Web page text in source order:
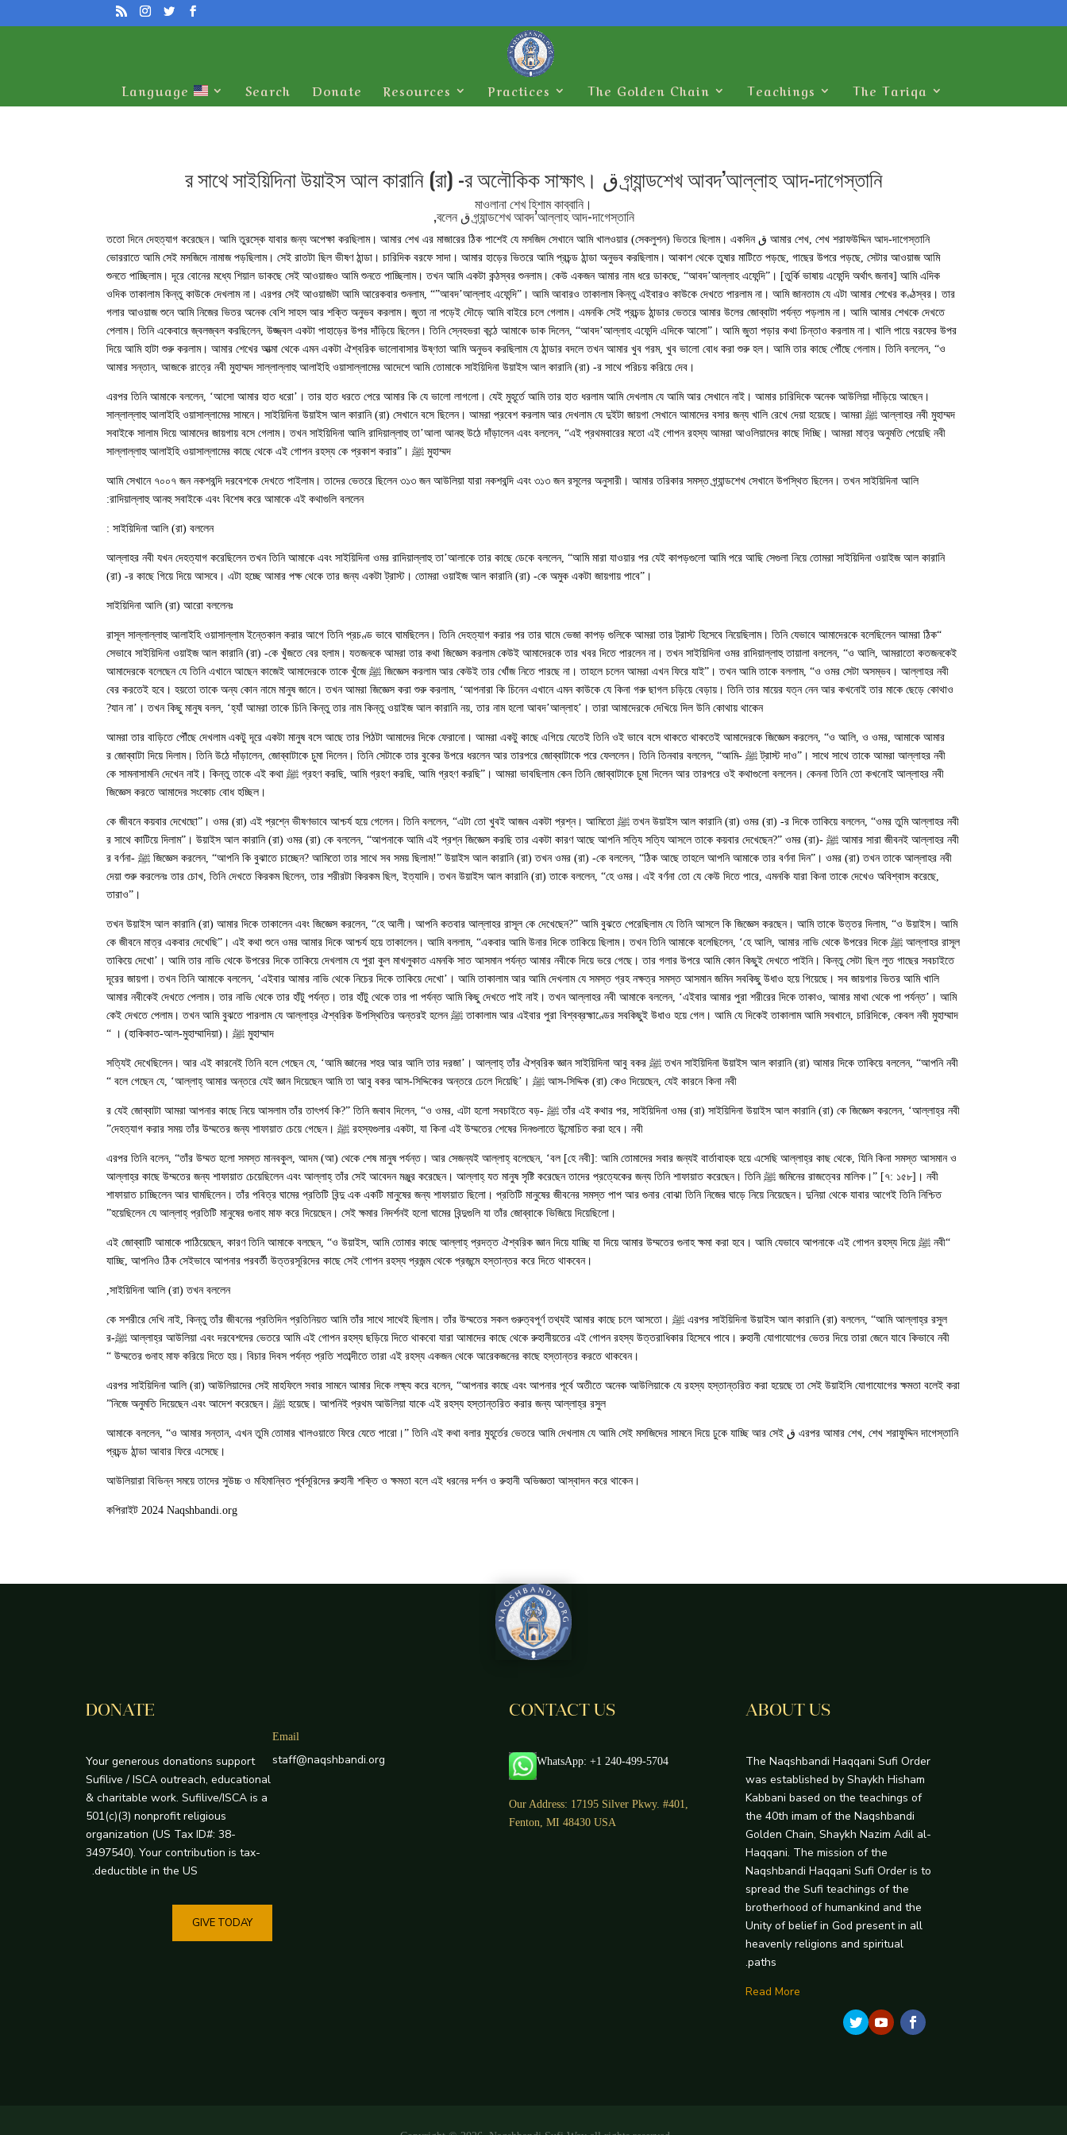
The Tariqa
Teachings
The Golden Chain
Practices
Resources
Donate
Search
Language
গ্র্যান্ডশেখ আবদ’আল্লাহ আদ-দাগেস্তানি ق র সাথে সাইয়িদিনা উয়াইস আল কারানি (রা) -র অলৌকিক সাক্ষাৎ।
মাওলানা শেখ হিশাম কাব্বানি।
গ্র্যান্ডশেখ আবদ’আল্লাহ আদ-দাগেস্তানি ق বলেন,
আমার শেখ, শেখ শরাফউদ্দিন আদ-দাগেস্তানি ق ততো দিনে দেহত্যাগ করেছেন। আমি তুরস্কে যাবার জন্য অপেক্ষা করছিলাম। আমার শেখ এর মাজারের ঠিক পাশেই যে মসজিদ সেখানে আমি খালওয়ার (সেকলুশন) ভিতরে ছিলাম। একদিন
ভোররাতে আমি সেই মসজিদে নামাজ পড়ছিলাম। সেই রাতটা ছিল ভীষণ ঠান্ডা। চারিদিক বরফে সাদা। আমার হাড়ের ভিতরে আমি প্রচন্ড ঠান্ডা অনুভব করছিলাম। আকাশ থেকে তুষার মাটিতে পড়ছে, গাছের উপরে পড়ছে, সেটার আওয়াজ আমি
শুনতে পাচ্ছিলাম। দূরে বোনের মধ্যে শিয়াল ডাকছে সেই আওয়াজও আমি শুনতে পাচ্ছিলাম। তখন আমি একটা কন্ঠস্বর শুনলাম। কেউ একজন আমার নাম ধরে ডাকছে, “আবদ’আল্লাহ এফেন্দি”। [তুর্কি ভাষায় এফেন্দি অর্থাৎ জনাব] আমি এদিক
ওদিক তাকালাম কিন্তু কাউকে দেখলাম না। এরপর সেই আওয়াজটা আমি আরেকবার শুনলাম, “”আবদ’আল্লাহ এফেন্দি”। আমি আবারও তাকালাম কিন্তু এইবারও কাউকে দেখতে পারলাম না। আমি জানতাম যে এটা আমার শেখের কণ্ঠস্বর। তার
গলার আওয়াজ শুনে আমি নিজের ভিতর অনেক বেশি সাহস আর শক্তি অনুভব করলাম। জুতা না পড়েই দৌড়ে আমি বাইরে চলে গেলাম। এমনকি সেই প্রচন্ড ঠান্ডার ভেতরে আমার উলের জোব্বাটা পর্যন্ত পড়লাম না। আমি আমার শেখকে দেখতে
পেলাম। তিনি একেবারে জ্বলজ্বল করছিলেন, উজ্জ্বল একটা পাহাড়ের উপর দাঁড়িয়ে ছিলেন। তিনি স্নেহভরা কন্ঠে আমাকে ডাক দিলেন, “আবদ’আল্লাহ এফেন্দি এদিকে আসো”। আমি জুতা পড়ার কথা চিন্তাও করলাম না। খালি পায়ে বরফের উপর
দিয়ে আমি হাটা শুরু করলাম। আমার শেখের আত্মা থেকে এমন একটা ঐশ্বরিক ভালোবাসার উষ্ণতা আমি অনুভব করছিলাম যে ঠান্ডার বদলে তখন আমার খুব গরম, খুব ভালো বোধ করা শুরু হল। আমি তার কাছে পৌঁছে গেলাম। তিনি বললেন, “ও
আমার সন্তান, আজকে রাত্রে নবী মুহাম্মদ সাল্লাল্লাহু আলাইহি ওয়াসাল্লামের আদেশে আমি তোমাকে সাইয়িদিনা উয়াইস আল কারানি (রা) -র সাথে পরিচয় করিয়ে দেব।
এরপর তিনি আমাকে বললেন, ‘আসো আমার হাত ধরো’। তার হাত ধরতে পেরে আমার কি যে ভালো লাগলো। যেই মুহূর্তে আমি তার হাত ধরলাম আমি দেখলাম যে আমি আর সেখানে নাই। আমার চারিদিকে অনেক আউলিয়া দাঁড়িয়ে আছেন।
আল্লাহর নবী মুহাম্মদ ﷺ সাল্লাল্লাহু আলাইহি ওয়াসাল্লামের সামনে। সাইয়িদিনা উয়াইস আল কারানি (রা) সেখানে বসে ছিলেন। আমরা প্রবেশ করলাম আর দেখলাম যে দুইটা জায়গা সেখানে আমাদের বসার জন্য খালি রেখে দেয়া হয়েছে। আমরা
সবাইকে সালাম দিয়ে আমাদের জায়গায় বসে গেলাম। তখন সাইয়িদিনা আলি রাদিয়াল্লাহু তা’আলা আনহু উঠে দাঁড়ালেন এবং বললেন, “এই প্রথমবারের মতো এই গোপন রহস্য আমরা আওলিয়াদের কাছে দিচ্ছি। আমরা মাত্র অনুমতি পেয়েছি নবী
মুহাম্মদ ﷺ সাল্লাল্লাহু আলাইহি ওয়াসাল্লামের কাছে থেকে এই গোপন রহস্য কে প্রকাশ করার”।
আমি সেখানে ৭০০৭ জন নকশবন্দি দরবেশকে দেখতে পাইলাম। তাদের ভেতরে ছিলেন ৩১৩ জন আউলিয়া যারা নকশবন্দি এবং ৩১৩ জন রসূলের অনুসারী। আমার তরিকার সমস্ত গ্র্যান্ডশেখ সেখানে উপস্থিত ছিলেন। তখন সাইয়িদিনা আলি
রাদিয়াল্লাহু আনহু সবাইকে এবং বিশেষ করে আমাকে এই কথাগুলি বললেন:
সাইয়িদিনা আলি (রা) বললেন :
আল্লাহর নবী যখন দেহত্যাগ করেছিলেন তখন তিনি আমাকে এবং সাইয়িদিনা ওমর রাদিয়াল্লাহু তা’আলাকে তার কাছে ডেকে বললেন, “আমি মারা যাওয়ার পর যেই কাপড়গুলো আমি পরে আছি সেগুলা নিয়ে তোমরা সাইয়িদিনা ওয়াইজ আল কারানি
(রা) -র কাছে গিয়ে দিয়ে আসবে। এটা হচ্ছে আমার পক্ষ থেকে তার জন্য একটা ট্রাস্ট। তোমরা ওয়াইজ আল কারানি (রা) -কে অমুক একটা জায়গায় পাবে”।
সাইয়িদিনা আলি (রা) আরো বললেনঃ
“রাসূল সাল্লাল্লাহু আলাইহি ওয়াসাল্লাম ইন্তেকাল করার আগে তিনি প্রচণ্ড ভাবে ঘামছিলেন। তিনি দেহত্যাগ করার পর তার ঘামে ভেজা কাপড় গুলিকে আমরা তার ট্রাস্ট হিসেবে নিয়েছিলাম। তিনি যেভাবে আমাদেরকে বলেছিলেন আমরা ঠিক
সেভাবে সাইয়িদিনা ওয়াইজ আল কারানি (রা) -কে খুঁজতে বের হলাম। যতজনকে আমরা তার কথা জিজ্ঞেস করলাম কেউই আমাদেরকে তার খবর দিতে পারলেন না। তখন সাইয়িদিনা ওমর রাদিয়াল্লাহু তায়ালা বললেন, “ও আলি, আমরাতো কতজনকেই
জিজ্ঞেস করলাম আর কেউই তার খোঁজ নিতে পারছে না। তাহলে চলেন আমরা এখন ফিরে যাই”। তখন আমি তাকে বললাম, “ও ওমর সেটা অসম্ভব। আল্লাহর নবী ﷺ আমাদেরকে বলেছেন যে তিনি এখানে আছেন কাজেই আমাদেরকে তাকে খুঁজে
বের করতেই হবে। হয়তো তাকে অন্য কোন নামে মানুষ জানে। তখন আমরা জিজ্ঞেস করা শুরু করলাম, ‘আপনারা কি চিনেন এখানে এমন কাউকে যে কিনা গরু ছাগল চড়িয়ে বেড়ায়। তিনি তার মায়ের যত্ন নেন আর কখনোই তার মাকে ছেড়ে কোথাও
যান না’। তখন কিছু মানুষ বলল, ‘হ্যাঁ আমরা তাকে চিনি কিন্তু তার নাম কিন্তু ওয়াইজ আল কারানি নয়, তার নাম হলো আবদ’আল্লাহ’। তারা আমাদেরকে দেখিয়ে দিল উনি কোথায় থাকেন?
আমরা তার বাড়িতে পৌঁছে দেখলাম একটু দূরে একটা মানুষ বসে আছে তার পিঠটা আমাদের দিকে ফেরানো। আমরা একটু কাছে এগিয়ে যেতেই তিনি ওই ভাবে বসে থাকতে থাকতেই আমাদেরকে জিজ্ঞেস করলেন, “ও আলি, ও ওমর, আমাকে আমার
ট্রাস্ট দাও”। সাথে সাথে তাকে আমরা আল্লাহর নবী ﷺ -র জোব্বাটা দিয়ে দিলাম। তিনি উঠে দাঁড়ালেন, জোব্বাটাকে চুমা দিলেন। তিনি সেটাকে তার বুকের উপরে ধরলেন আর তারপরে জোব্বাটাকে পরে ফেললেন। তিনি তিনবার বললেন, “আমি
গ্রহণ করছি, আমি গ্রহণ করছি, আমি গ্রহণ করছি”। আমরা ভাবছিলাম কেন তিনি জোব্বাটাকে চুমা দিলেন আর তারপরে ওই কথাগুলো বললেন। কেননা তিনি তো কখনোই আল্লাহর নবী ﷺ কে সামনাসামনি দেখেন নাই। কিন্তু তাকে এই কথা
জিজ্ঞেস করতে আমাদের সংকোচ বোধ হচ্ছিল।
তখন উয়াইস আল কারানি (রা) ওমর (রা) -র দিকে তাকিয়ে বললেন, “ওমর তুমি আল্লাহর নবী ﷺ কে জীবনে কয়বার দেখেছো”। ওমর (রা) এই প্রশ্নে ভীষণভাবে আশ্চর্য হয়ে গেলেন। তিনি বললেন, “এটা তো খুবই আজব একটা প্রশ্ন। আমিতো
আমার সারা জীবনই আল্লাহর নবী ﷺ -র সাথে কাটিয়ে দিলাম”। উয়াইস আল কারানি (রা) ওমর (রা) কে বললেন, “আপনাকে আমি এই প্রশ্ন জিজ্ঞেস করছি তার একটা কারণ আছে আপনি সত্যি সত্যি আসলে তাকে কয়বার দেখেছেন?” ওমর (রা)
জিজ্ঞেস করলেন, “আপনি কি বুঝাতে চাচ্ছেন? আমিতো তার সাথে সব সময় ছিলাম!” উয়াইস আল কারানি (রা) তখন ওমর (রা) -কে বললেন, “ঠিক আছে তাহলে আপনি আমাকে তার বর্ণনা দিন”। ওমর (রা) তখন তাকে আল্লাহর নবী ﷺ -র বর্ণনা
দেয়া শুরু করলেনঃ তার চোখ, তিনি দেখতে কিরকম ছিলেন, তার শরীরটা কিরকম ছিল, ইত্যাদি। তখন উয়াইস আল কারানি (রা) তাকে বললেন, “হে ওমর। এই বর্ণনা তো যে কেউ দিতে পারে, এমনকি যারা কিনা তাকে দেখেও অবিশ্বাস করেছে,
তারাও”।
তখন উয়াইস আল কারানি (রা) আমার দিকে তাকালেন এবং জিজ্ঞেস করলেন, “হে আলী। আপনি কতবার আল্লাহর রাসূল কে দেখেছেন?” আমি বুঝতে পেরেছিলাম যে তিনি আসলে কি জিজ্ঞেস করছেন। আমি তাকে উত্তর দিলাম, “ও উয়াইস। আমি
আল্লাহর রাসূল ﷺ কে জীবনে মাত্র একবার দেখেছি”। এই কথা শুনে ওমর আমার দিকে আশ্চর্য হয়ে তাকালেন। আমি বললাম, “একবার আমি উনার দিকে তাকিয়ে ছিলাম। তখন তিনি আমাকে বলেছিলেন, ‘হে আলি, আমার নাভি থেকে উপরের দিকে
তাকিয়ে দেখো’। আমি তার নাভি থেকে উপরের দিকে তাকিয়ে দেখলাম যে পুরা কুল মাখলুকাত এমনকি সাত আসমান পর্যন্ত আমার নবীকে দিয়ে ভরে গেছে। তার গলার উপরে আমি কোন কিছুই দেখতে পাইনি। কিন্তু সেটা ছিল লুত গাছের সবচাইতে
দূরের জায়গা। তখন তিনি আমাকে বললেন, ‘এইবার আমার নাভি থেকে নিচের দিকে তাকিয়ে দেখো’। আমি তাকালাম আর আমি দেখলাম যে সমস্ত গ্রহ নক্ষত্র সমস্ত আসমান জমিন সবকিছু উধাও হয়ে গিয়েছে। সব জায়গার ভিতর আমি খালি
আমার নবীকেই দেখতে পেলাম। তার নাভি থেকে তার হাঁটু পর্যন্ত। তার হাঁটু থেকে তার পা পর্যন্ত আমি কিছু দেখতে পাই নাই। তখন আল্লাহর নবী আমাকে বললেন, ‘এইবার আমার পুরা শরীরের দিকে তাকাও, আমার মাথা থেকে পা পর্যন্ত’। আমি
তাকালাম আর এইবার পুরা বিশ্বব্রহ্মাণ্ডের সবকিছুই উধাও হয়ে গেল। আমি যে দিকেই তাকালাম আমি সবখানে, চারিদিকে, কেবল নবী মুহাম্মাদ ﷺ কেই দেখতে পেলাম। তখন আমি বুঝতে পারলাম যে আল্লাহ্‌র ঐশ্বরিক উপস্থিতির অন্তরই হলেন
মুহাম্মাদ ﷺ । (হাকিকাত-আল-মুহাম্মাদিয়া)। “
তখন সাইয়িদিনা উয়াইস আল কারানি (রা) আমার দিকে তাকিয়ে বললেন, “আপনি নবী ﷺ সত্যিই দেখেছিলেন। আর এই কারনেই তিনি বলে গেছেন যে, ‘আমি জ্ঞানের শহর আর আলি তার দরজা’। আল্লাহ্‌ তাঁর ঐশ্বরিক জ্ঞান সাইয়িদিনা আবু বকর
আস-সিদ্দিক (রা) কেও দিয়েছেন, যেই কারনে কিনা নবী ﷺ বলে গেছেন যে, ‘আল্লাহ্‌ আমার অন্তরে যেই জ্ঞান দিয়েছেন আমি তা আবু বকর আস-সিদ্দিকের অন্তরে ঢেলে দিয়েছি’। “
তাঁর এই কথার পর, সাইয়িদিনা ওমর (রা) সাইয়িদিনা উয়াইস আল কারানি (রা) কে জিজ্ঞেস করলেন, ‘আল্লাহ্‌র নবী ﷺ -র যেই জোব্বাটা আমরা আপনার কাছে নিয়ে আসলাম তাঁর তাৎপর্য কি?” তিনি জবাব দিলেন, “ও ওমর, এটা হলো সবচাইতে বড়
রহস্যগুলার একটা, যা কিনা এই উম্মতের শেষের দিনগুলাতে উন্মোচিত করা হবে। নবী ﷺ দেহত্যাগ করার সময় তাঁর উম্মতের জন্য শাফায়াত চেয়ে গেছেন।”
এরপর তিনি বলেন, “তাঁর উম্মত হলো সমস্ত মানবকুল, আদম (আ) থেকে শেষ মানুষ পর্যন্ত। আর সেজন্যই আল্লাহ্‌ বলেছেন, ‘বল [হে নবী]: আমি তোমাদের সবার জন্যই বার্তাবাহক হয়ে এসেছি আল্লাহ্‌র কাছ থেকে, যিনি কিনা সমস্ত আসমান ও
জমিনের রাজত্বের মালিক।” [৭: ১৫৮]। নবী ﷺ আল্লাহ্‌র কাছে উম্মতের জন্য শাফায়াত চেয়েছিলেন এবং আল্লাহ্‌ তাঁর সেই আবেদন মঞ্জুর করেছেন। আল্লাহ্‌ যত মানুষ সৃষ্টি করেছেন তাদের প্রত্যেকের জন্য তিনি শাফায়াত করেছেন। তিনি
শাফায়াত চাচ্ছিলেন আর ঘামছিলেন। তাঁর পবিত্র ঘামের প্রতিটি বিন্দু এক একটি মানুষের জন্য শাফায়াত ছিলো। প্রতিটি মানুষের জীবনের সমস্ত পাপ আর গুনার বোঝা তিনি নিজের ঘাড়ে নিয়ে নিয়েছেন। দুনিয়া থেকে যাবার আগেই তিনি নিশ্চিত
হয়েছিলেন যে আল্লাহ্‌ প্রতিটি মানুষের গুনাহ মাফ করে দিয়েছেন। সেই ক্ষমার নিদর্শনই হলো ঘামের বিন্দুগুলি যা তাঁর জোব্বাকে ভিজিয়ে দিয়েছিলো।”
“নবী ﷺ এই জোব্বাটি আমাকে পাঠিয়েছেন, কারণ তিনি আমাকে বলছেন, “ও উয়াইস, আমি তোমার কাছে আল্লাহ্‌ প্রদত্ত ঐশ্বরিক জ্ঞান দিয়ে যাচ্ছি যা দিয়ে আমার উম্মতের গুনাহ ক্ষমা করা হবে। আমি যেভাবে আপনাকে এই গোপন রহস্য দিয়ে
যাচ্ছি, আপনিও ঠিক সেইভাবে আপনার পরবর্তী উত্তরসূরিদের কাছে সেই গোপন রহস্য প্রজন্ম থেকে প্রজন্মে হস্তান্তর করে দিতে থাকবেন।
সাইয়িদিনা আলি (রা) তখন বললেন,
এরপর সাইয়িদিনা উয়াইস আল কারানি (রা) বললেন, “আমি আল্লাহ্‌র রসুল ﷺ কে সশরীরে দেখি নাই, কিন্তু তাঁর জীবনের প্রতিদিন প্রতিনিয়ত আমি তাঁর সাথে সাথেই ছিলাম। তাঁর উম্মতের সকল গুরুত্বপূর্ণ তথ্যই আমার কাছে চলে আসতো।
আল্লাহ্‌র আউলিয়া এবং দরবেশদের ভেতরে আমি এই গোপন রহস্য ছড়িয়ে দিতে থাকবো যারা আমাদের কাছে থেকে রুহানীয়তের এই গোপন রহস্য উত্তরাধিকার হিসেবে পাবে। রুহানী যোগাযোগের ভেতর দিয়ে তারা জেনে যাবে কিভাবে নবী ﷺ-র
উম্মতের গুনাহ মাফ করিয়ে দিতে হয়। বিচার দিবস পর্যন্ত প্রতি শতাব্দীতে তারা এই রহস্য একজন থেকে আরেকজনের কাছে হস্তান্তর করতে থাকবেন। “
এরপর সাইয়িদিনা আলি (রা) আউলিয়াদের সেই মাহফিলে সবার সামনে আমার দিকে লক্ষ্য করে বলেন, “আপনার কাছে এবং আপনার পূর্বে অতীতে অনেক আউলিয়াকে যে রহস্য হস্তান্তরিত করা হয়েছে তা সেই উয়াইসি যোগাযোগের ক্ষমতা বলেই করা
হয়েছে। আপনিই প্রথম আউলিয়া যাকে এই রহস্য হস্তান্তরিত করার জন্য আল্লাহ্‌র রসুল ﷺ নিজে অনুমতি দিয়েছেন এবং আদেশ করেছেন।”
এরপর আমার শেখ, শেখ শরাফুদ্দিন দাগেস্তানি ق আমাকে বললেন, “ও আমার সন্তান, এখন তুমি তোমার খালওয়াতে ফিরে যেতে পারো।” তিনি এই কথা বলার মুহূর্তের ভেতরে আমি দেখলাম যে আমি সেই মসজিদের সামনে দিয়ে ঢুকে যাচ্ছি আর সেই
প্রচন্ড ঠান্ডা আবার ফিরে এসেছে।
আউলিয়ারা বিভিন্ন সময়ে তাদের সুউচ্চ ও মহিমান্বিত পূর্বসূরিদের রুহানী শক্তি ও ক্ষমতা বলে এই ধরনের দর্শন ও রুহানী অভিজ্ঞতা আস্বাদন করে থাকেন।
কপিরাইট 2024 Naqshbandi.org
ABOUT US
The Naqshbandi Haqqani Sufi Order
was established by Shaykh Hisham
Kabbani based on the teachings of
the 40th imam of the Naqshbandi
Golden Chain, Shaykh Nazim Adil al-
Haqqani. The mission of the
Naqshbandi Haqqani Sufi Order is to
spread the Sufi teachings of the
brotherhood of humankind and the
Unity of belief in God present in all
heavenly religions and spiritual
paths.
Read More
CONTACT US
WhatsApp: +1 240-499-5704
Our Address: 17195 Silver Pkwy. #401,
Fenton, MI 48430 USA
Email
staff@naqshbandi.org
DONATE
Your generous donations support
Sufilive / ISCA outreach, educational
& charitable work. Sufilive/ISCA is a
501(c)(3) nonprofit religious
organization (US Tax ID#: 38-
3497540). Your contribution is tax-
deductible in the US.
GIVE TODAY